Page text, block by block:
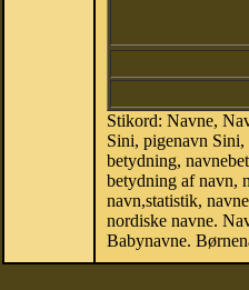
Stikord: Navne,
Sini, pigenavn
betydning,
betydning af navn,
navn,statistik,
nordiske navne.
Babynavne.